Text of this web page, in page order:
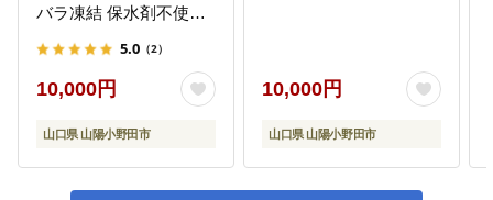
バラ凍結 保水剤不使用
5.0 （2）
10,000円
山口県 山陽小野田市
10,000円
山口県 山陽小野田市